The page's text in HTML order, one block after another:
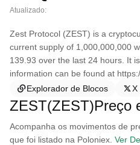
Atualizado:
Zest Protocol (ZEST) is a
current supply of 1,000,000,000
139.93 over the last 24 hours. It
information can be found at
Explorador de Blocos
X
ZEST(ZEST)Preço
Acompanha os movimentos de
que foi listado na Poloniex. Ver